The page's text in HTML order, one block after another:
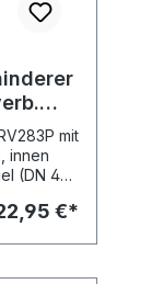
mit
innen
(DN 40
nicht
Stat.
€*